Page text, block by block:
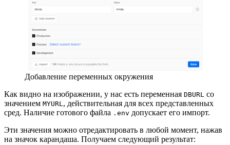
Добавление переменных окружения
Как видно на изображении, у нас есть переменная DBURL со
значением MYURL , действительная для всех представленных
сред. Наличие готового файла .env допускает его импорт.
Эти значения можно отредактировать в любой момент, нажав
на значок карандаша. Получаем следующий результат: